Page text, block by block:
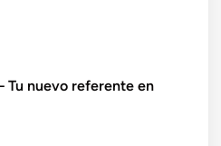
Tu nuevo referente en